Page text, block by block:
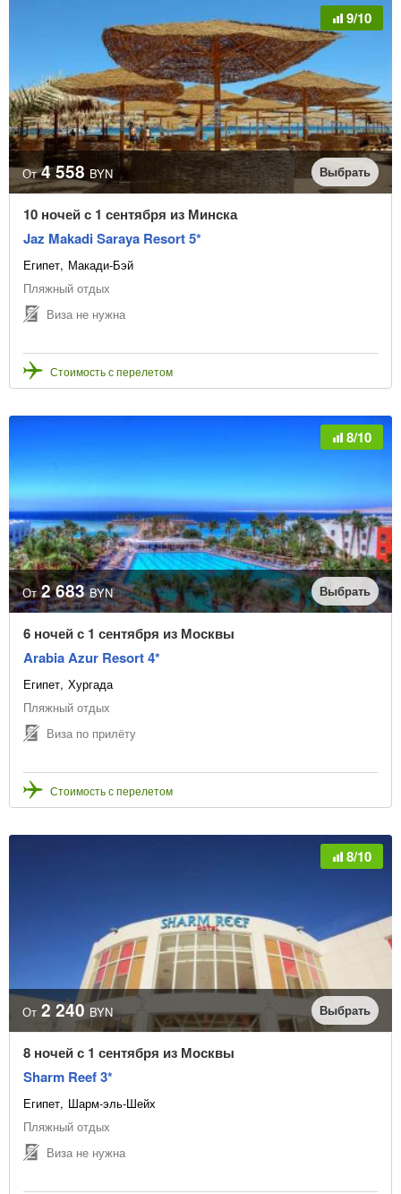
9/10
От 4 558 BYN Выбрать
10 ночей с 1 сентября из Минска
Jaz Makadi Saraya Resort 5*
Египет Макади-Бэй
Пляжный отдых
Виза не нужна
Стоимость с перелетом
8/10
От 2 683 BYN Выбрать
6 ночей с 1 сентября из Москвы
Arabia Azur Resort 4*
Египет Хургада
Пляжный отдых
Виза по прилёту
Стоимость с перелетом
8/10
От 2 240 BYN Выбрать
8 ночей с 1 сентября из Москвы
Sharm Reef 3*
Египет Шарм-эль-Шейх
Пляжный отдых
Виза не нужна